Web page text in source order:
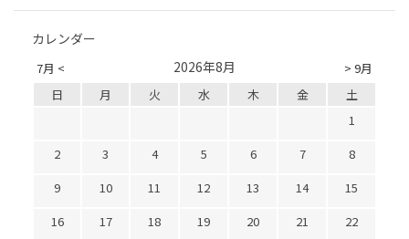
カレンダー
7月 < > 9月
2026年8月
日 月 火 水 木 金
土
1
2
3 4 5 6 7
8
9
10 11 12 13 14
15
16
17 18 19 20 21
22